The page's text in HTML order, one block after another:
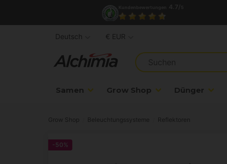
Samen Grow Shop Dünger
Deutsch € EUR
Grow Shop Beleuchtungssysteme Reflektoren
-50%